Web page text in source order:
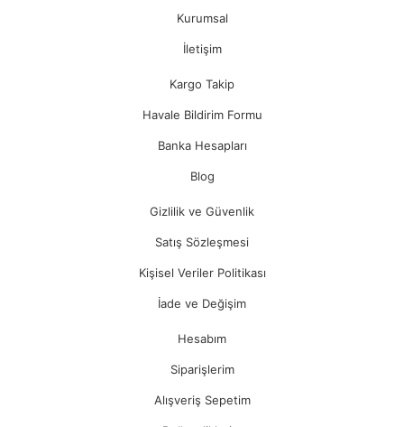
Kurumsal
İletişim
Kargo Takip
Havale Bildirim Formu
Banka Hesapları
Blog
Gizlilik ve Güvenlik
Satış Sözleşmesi
Kişisel Veriler Politikası
İade ve Değişim
Hesabım
Siparişlerim
Alışveriş Sepetim